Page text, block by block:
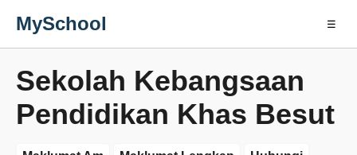
MySchool ☰
Sekolah Kebangsaan
Pendidikan Khas Besut